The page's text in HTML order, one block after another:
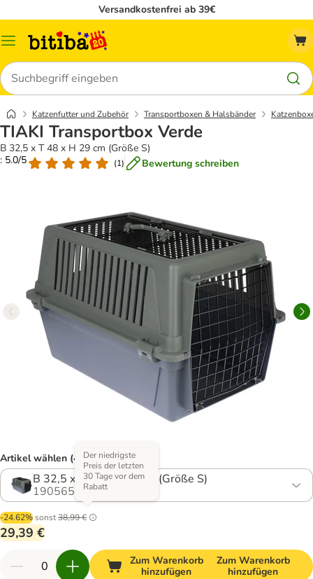
Versandkostenfrei ab 39€
Menü
Suchen
Katzenfutter und Zubehör Transportboxen & Halsbänder
TIAKI Transportbox Verde
B 32,5 x T 48 x H 29 cm (Größe S)
: 5.0/5
(1) Bewertung schreiben
Artikel wählen (4 Varianten)
B 32,5 x T 48 x H 29 cm (Größe S)
1905659.1
-24.62%sonst38,99 €
Der niedrigste
Preis der letzten
30 Tage vor dem
Rabatt
29,39 €
Zum Warenkorb
hinzufügen
Zum Warenkorb
hinzufügen